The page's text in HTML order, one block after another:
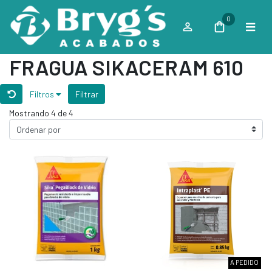
0
FRAGUA SIKACERAM 610
Filtros
Filtrar
Mostrando 4 de 4
A PEDIDO